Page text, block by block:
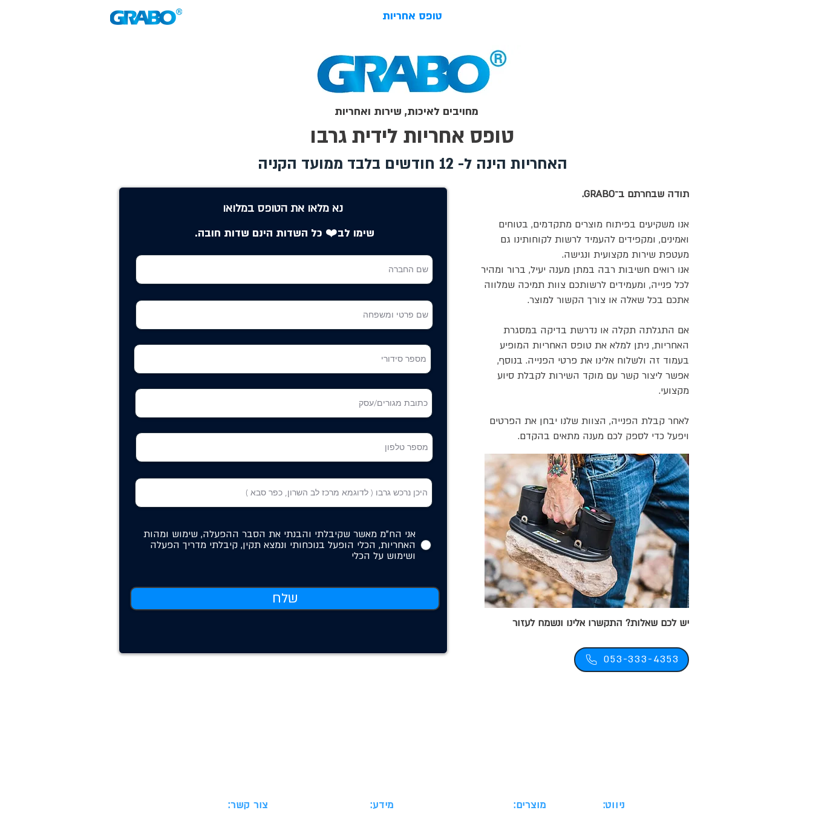
טופס אחריות
מחויבים לאיכות, שירות ואחריות
טופס אחריות לידית גרבו
האחריות הינה ל- 12 חודשים בלבד ממועד הקניה
נא מלאו את הטופס במלואו
שימו לב❤️ כל השדות הינם שדות חובה.
אני הח"מ מאשר שקיבלתי והבנתי את הסבר ההפעלה, שימוש ומהות
האחריות, הכלי הופעל בנוכחותי ונמצא תקין, קיבלתי מדריך הפעלה
ושימוש על הכלי
שלח
תודה שבחרתם ב־GRABO.
אנו משקיעים בפיתוח מוצרים מתקדמים, בטוחים
ואמינים, ומקפידים להעמיד לרשות לקוחותינו גם
מעטפת שירות מקצועית ונגישה.
אנו רואים חשיבות רבה במתן מענה יעיל, ברור ומהיר
לכל פנייה, ומעמידים לרשותכם צוות תמיכה שמלווה
אתכם בכל שאלה או צורך הקשור למוצר.
אם התגלתה תקלה או נדרשת בדיקה במסגרת
האחריות, ניתן למלא את טופס האחריות המופיע
בעמוד זה ולשלוח אלינו את פרטי הפנייה. בנוסף,
אפשר ליצור קשר עם מוקד השירות לקבלת סיוע
מקצועי.
לאחר קבלת הפנייה, הצוות שלנו יבחן את הפרטים
ויפעל כדי לספק לכם מענה מתאים בהקדם.
יש לכם שאלות? התקשרו אלינו ונשמח לעזור
053-333-4353
צור קשר: מידע: מוצרים: ניווט: